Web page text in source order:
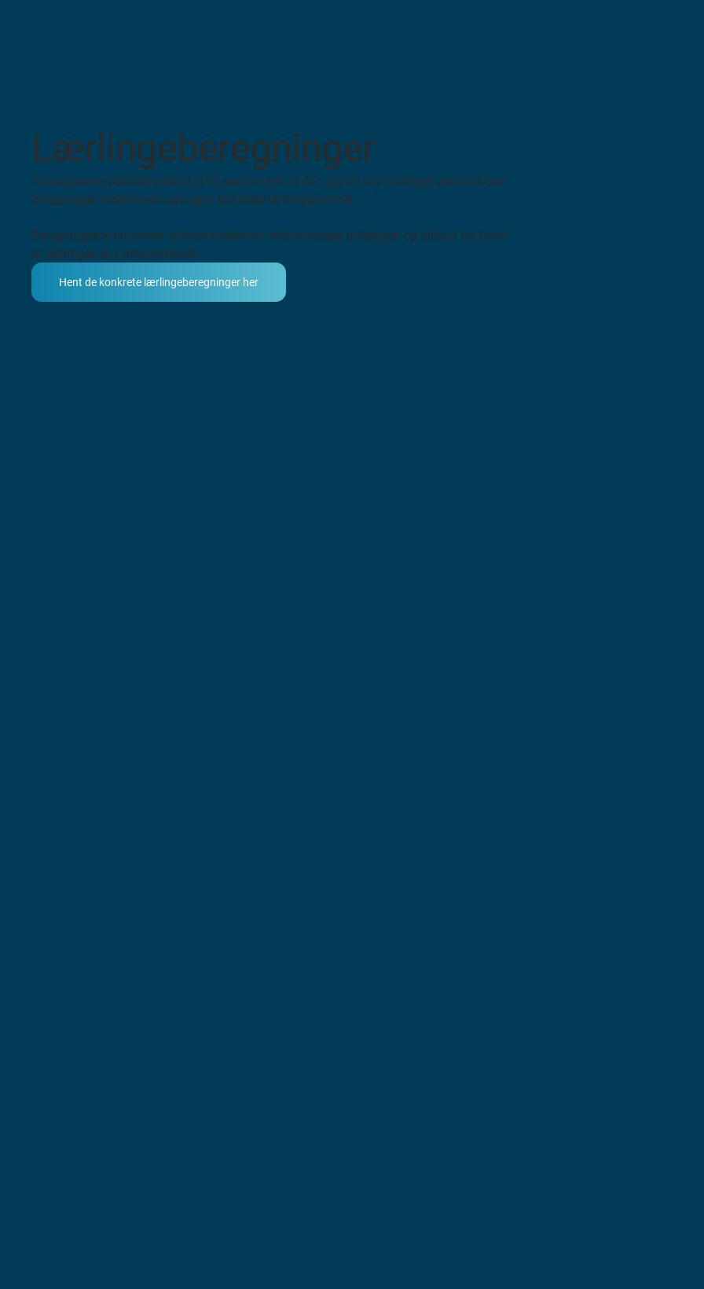
Lærlingeberegninger
Transportens Udviklingsfond (TU), som er ejet af ATL og 3F, har foretaget økonomiske
beregninger vedrørende udvalgte, konkrete lærlingeforhold.
Beregningerne illustrerer virksomhedernes omkostninger, indtægter og tilskud for hvert
år lærlingen er i virksomheden.
Hent de konkrete lærlingeberegninger her